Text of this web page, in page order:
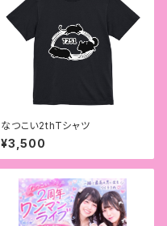
なつこい2thTシャツ
¥3,500